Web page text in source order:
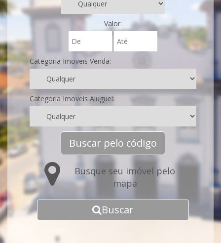
Valor:
Categoria Imoveis Venda:
Categoria Imoveis Aluguel:
Buscar pelo código
Busque seu imóvel pelo
mapa
Buscar